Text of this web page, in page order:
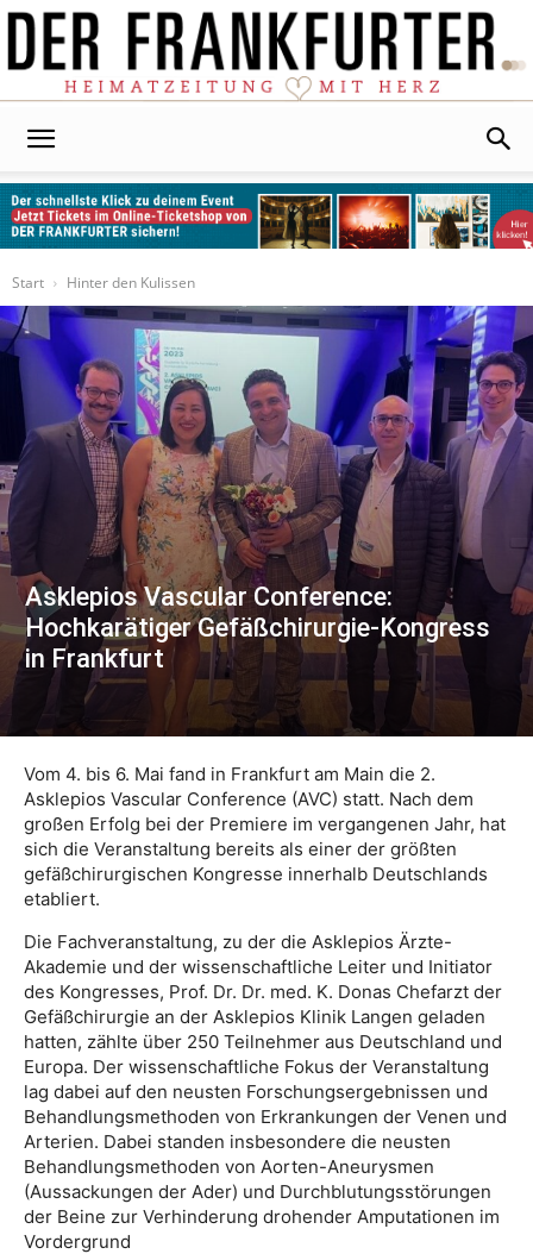
Start
Hinter den Kulissen
Asklepios Vascular Conference:
Hochkarätiger Gefäßchirurgie-Kongress
in Frankfurt
Vom 4. bis 6. Mai fand in Frankfurt am Main die 2.
Asklepios Vascular Conference (AVC) statt. Nach dem
großen Erfolg bei der Premiere im vergangenen Jahr, hat
sich die Veranstaltung bereits als einer der größten
gefäßchirurgischen Kongresse innerhalb Deutschlands
etabliert.
Die Fachveranstaltung, zu der die Asklepios Ärzte-
Akademie und der wissenschaftliche Leiter und Initiator
des Kongresses, Prof. Dr. Dr. med. K. Donas Chefarzt der
Gefäßchirurgie an der Asklepios Klinik Langen geladen
hatten, zählte über 250 Teilnehmer aus Deutschland und
Europa. Der wissenschaftliche Fokus der Veranstaltung
lag dabei auf den neusten Forschungsergebnissen und
Behandlungsmethoden von Erkrankungen der Venen und
Arterien. Dabei standen insbesondere die neusten
Behandlungsmethoden von Aorten-Aneurysmen
(Aussackungen der Ader) und Durchblutungsstörungen
der Beine zur Verhinderung drohender Amputationen im
Vordergrund